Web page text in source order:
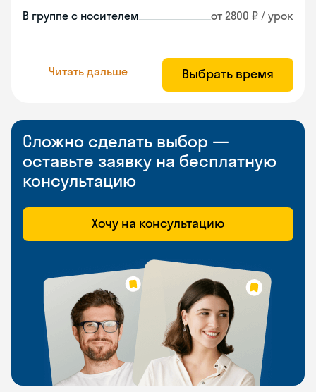
В группе с носителем от 2800 ₽ / урок
Читать дальше Выбрать время
Сложно сделать выбор —
оставьте заявку на бесплатную
консультацию
Хочу на консультацию